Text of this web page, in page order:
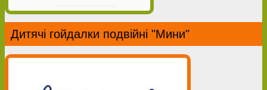
Дитячі гойдалки подвійні "Мини"